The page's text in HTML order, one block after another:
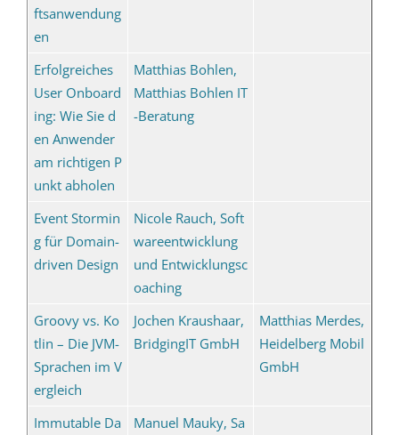
ftsanwendung
en
Erfolgreiches
User Onboard
ing: Wie Sie d
en Anwender
am richtigen P
unkt abholen
Matthias Bohlen,
Matthias Bohlen IT
-Beratung
Event Stormin
g für Domain-
driven Design
Nicole Rauch, Soft
wareentwicklung
und Entwicklungsc
oaching
Groovy vs. Ko
tlin – Die JVM-
Sprachen im V
ergleich
Jochen Kraushaar,
BridgingIT GmbH
Matthias Merdes,
Heidelberg Mobil
GmbH
Immutable Da
Manuel Mauky, Sa